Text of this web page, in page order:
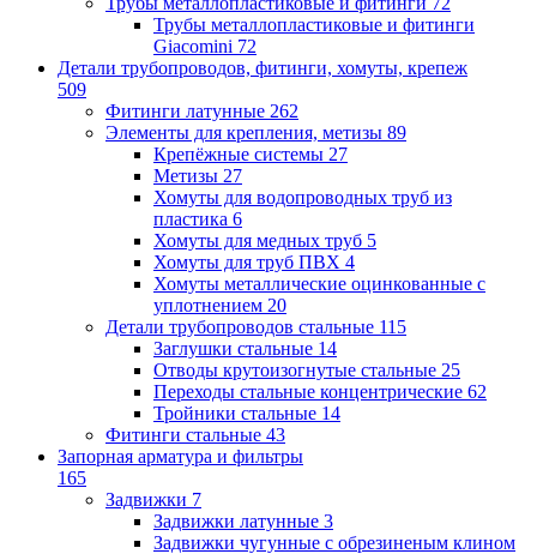
Трубы металлопластиковые и фитинги
Giacomini 72
Детали трубопроводов, фитинги, хомуты, крепеж
509
Фитинги латунные 262
Элементы для крепления, метизы 89
Крепёжные системы 27
Метизы 27
Хомуты для водопроводных труб из
пластика 6
Хомуты для медных труб 5
Хомуты для труб ПВХ 4
Хомуты металлические оцинкованные с
уплотнением 20
Детали трубопроводов стальные 115
Заглушки стальные 14
Отводы крутоизогнутые стальные 25
Переходы стальные концентрические 62
Тройники стальные 14
Фитинги стальные 43
Запорная арматура и фильтры
165
Задвижки 7
Задвижки латунные 3
Задвижки чугунные с обрезиненым клином